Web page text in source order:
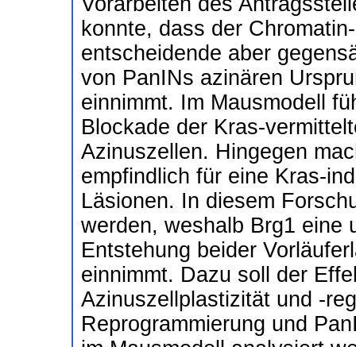
konnte, dass der
entscheidende aber
von PanINs azinären
einnimmt. Im Mausmodell
Blockade der Kras-
Azinuszellen. Hingegen
empfindlich für eine Kras-
Läsionen. In diesem
werden, weshalb Brg1 eine
Entstehung beider
einnimmt. Dazu soll der
Azinuszellplastizität und -
Reprogrammierung und